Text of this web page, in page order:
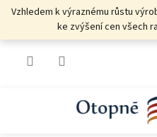
PřejítVzhledem k výraznému růstu
ke zvýšení cen všech